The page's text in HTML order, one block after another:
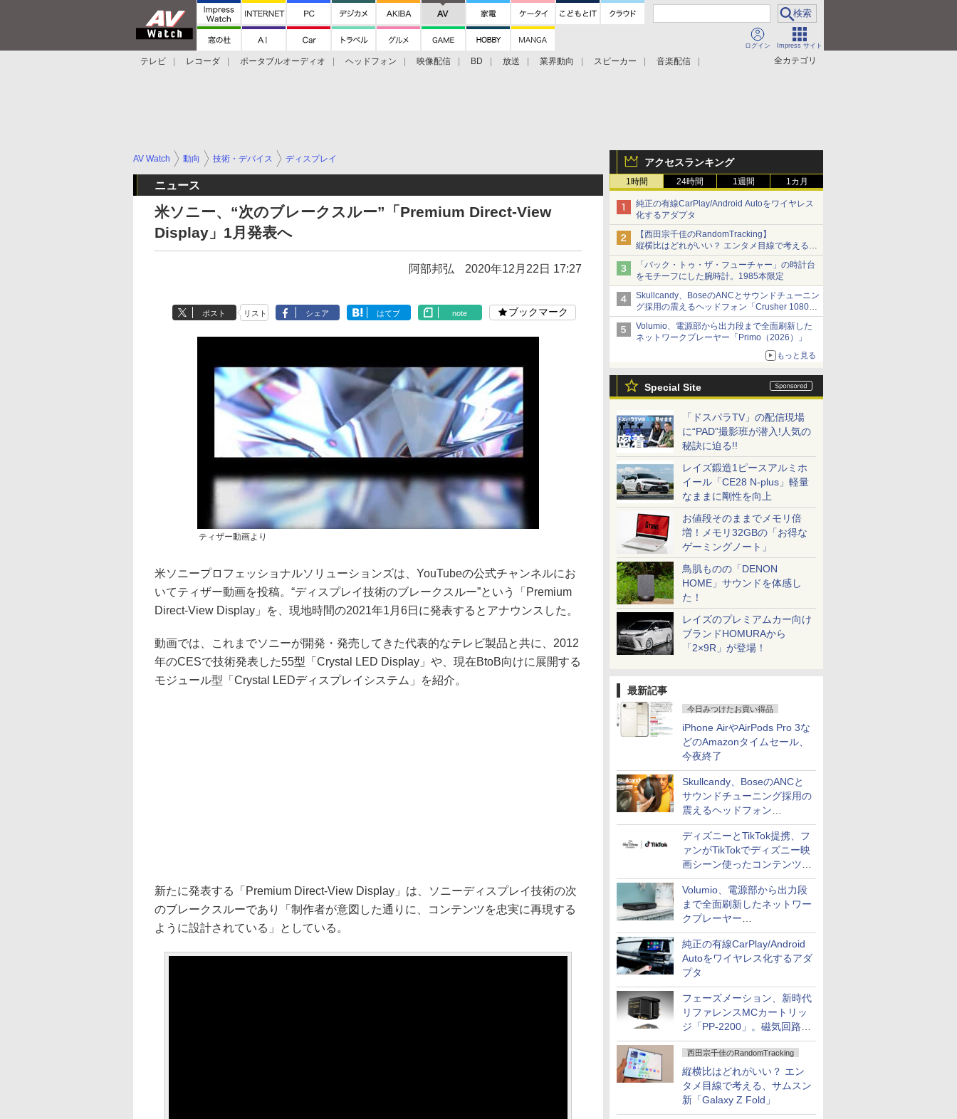
ログイン Impress サイト
全カテゴリ
テレビ レコーダ ポータブルオーディオ ヘッドフォン 映像配信 BD 放送 業界動向 スピーカー
音楽配信
アクセスランキング
1時間 24時間 1週間 1カ月
純正の有線CarPlay/Android Autoをワイヤレス
化するアダプタ
【西田宗千佳のRandomTracking】
縦横比はどれがいい？ エンタメ目線で考える、
サムスン新「Galaxy Z Fold」
「バック・トゥ・ザ・フューチャー」の時計台
をモチーフにした腕時計。1985本限定
Skullcandy、BoseのANCとサウンドチューニン
グ採用の震えるヘッドフォン「Crusher 1080
ANC」
Volumio、電源部から出力段まで全面刷新した
ネットワークプレーヤー「Primo（2026）」
もっと見る
Special Site
「ドスパラTV」の配信現場
に“PAD”撮影班が潜入!人気の
秘訣に迫る!!
レイズ鍛造1ピースアルミホ
イール「CE28 N-plus」軽量
なままに剛性を向上
お値段そのままでメモリ倍
増！メモリ32GBの「お得な
ゲーミングノート」
鳥肌ものの「DENON
HOME」サウンドを体感し
た！
レイズのプレミアムカー向け
ブランドHOMURAから
「2×9R」が登場！
最新記事
今日みつけたお買い得品
iPhone AirやAirPods Pro 3な
どのAmazonタイムセール、
今夜終了
Skullcandy、BoseのANCと
サウンドチューニング採用の
震えるヘッドフォン
「Crusher 1080 ANC」
ディズニーとTikTok提携、フ
ァンがTikTokでディズニー映
画シーン使ったコンテンツ制
作、Disney+にも配信
Volumio、電源部から出力段
まで全面刷新したネットワー
クプレーヤー
「Primo（2026）」
純正の有線CarPlay/Android
Autoをワイヤレス化するアダ
プタ
フェーズメーション、新時代
リファレンスMCカートリッ
ジ「PP-2200」。磁気回路や
ハウジングを根本から見直し
西田宗千佳のRandomTracking
縦横比はどれがいい？ エン
タメ目線で考える、サムスン
新「Galaxy Z Fold」
AV Watch 動向 技術・デバイス ディスプレイ
ニュース
米ソニー、“次のブレークスルー”「Premium Direct-View
Display」1月発表へ
阿部邦弘 2020年12月22日 17:27
ポスト リスト シェア はてブ note ブックマーク
ティザー動画より
米ソニープロフェッショナルソリューションズは、YouTubeの公式チャンネルにお
いてティザー動画を投稿。“ディスプレイ技術のブレークスルー”という「Premium
Direct-View Display」を、現地時間の2021年1月6日に発表するとアナウンスした。
動画では、これまでソニーが開発・発売してきた代表的なテレビ製品と共に、2012
年のCESで技術発表した55型「Crystal LED Display」や、現在BtoB向けに展開する
モジュール型「Crystal LEDディスプレイシステム」を紹介。
新たに発表する「Premium Direct-View Display」は、ソニーディスプレイ技術の次
のブレークスルーであり「制作者が意図した通りに、コンテンツを忠実に再現する
ように設計されている」としている。